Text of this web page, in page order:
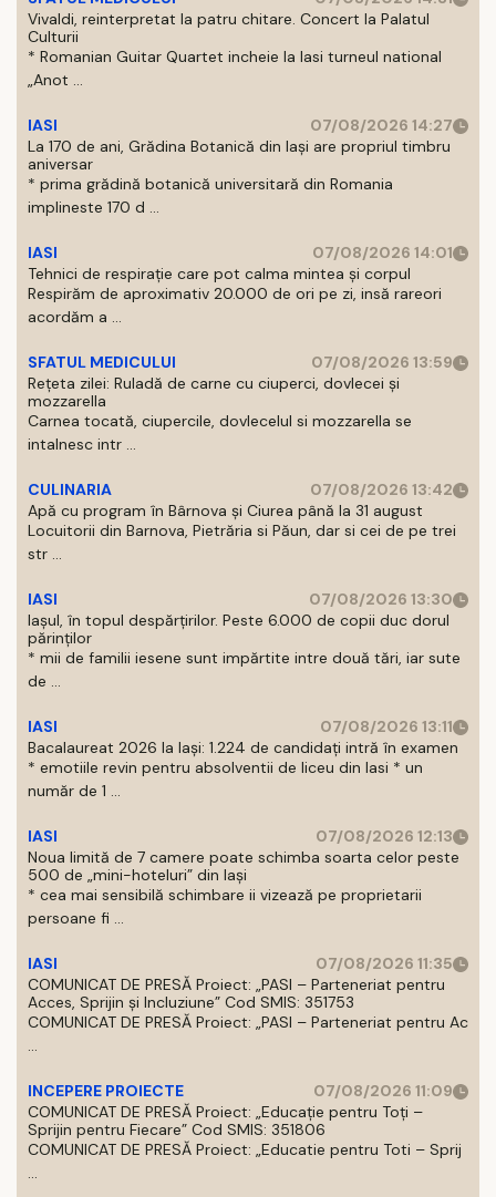
Vivaldi, reinterpretat la patru chitare. Concert la Palatul
Culturii
* Romanian Guitar Quartet incheie la Iasi turneul national
„Anot ...
IASI
07/08/2026 14:27
La 170 de ani, Grădina Botanică din Iași are propriul timbru
aniversar
* prima grădină botanică universitară din Romania
implineste 170 d ...
IASI
07/08/2026 14:01
Tehnici de respirație care pot calma mintea și corpul
Respirăm de aproximativ 20.000 de ori pe zi, insă rareori
acordăm a ...
SFATUL MEDICULUI
07/08/2026 13:59
Rețeta zilei: Ruladă de carne cu ciuperci, dovlecei și
mozzarella
Carnea tocată, ciupercile, dovlecelul si mozzarella se
intalnesc intr ...
CULINARIA
07/08/2026 13:42
Apă cu program în Bârnova și Ciurea până la 31 august
Locuitorii din Barnova, Pietrăria si Păun, dar si cei de pe trei
str ...
IASI
07/08/2026 13:30
Iașul, în topul despărțirilor. Peste 6.000 de copii duc dorul
părinților
* mii de familii iesene sunt impărtite intre două tări, iar sute
de ...
IASI
07/08/2026 13:11
Bacalaureat 2026 la Iași: 1.224 de candidați intră în examen
* emotiile revin pentru absolventii de liceu din Iasi * un
număr de 1 ...
IASI
07/08/2026 12:13
Noua limită de 7 camere poate schimba soarta celor peste
500 de „mini-hoteluri” din Iași
* cea mai sensibilă schimbare ii vizează pe proprietarii
persoane fi ...
IASI
07/08/2026 11:35
COMUNICAT DE PRESĂ Proiect: „PASI – Parteneriat pentru
Acces, Sprijin și Incluziune” Cod SMIS: 351753
COMUNICAT DE PRESĂ Proiect: „PASI – Parteneriat pentru Ac
...
INCEPERE PROIECTE
07/08/2026 11:09
COMUNICAT DE PRESĂ Proiect: „Educație pentru Toți –
Sprijin pentru Fiecare” Cod SMIS: 351806
COMUNICAT DE PRESĂ Proiect: „Educatie pentru Toti – Sprij
...